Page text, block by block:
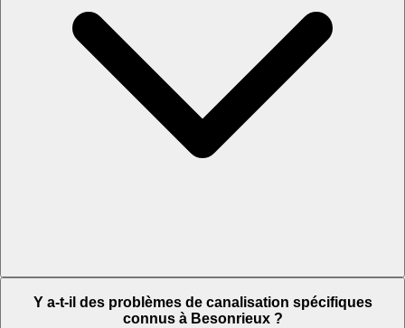
Y a-t-il des problèmes de canalisation spécifiques
connus à Besonrieux ?